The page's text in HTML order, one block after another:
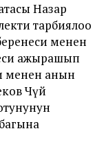
Назар
тарбиялоо
менен
ажырашып
менен анын
Чүй